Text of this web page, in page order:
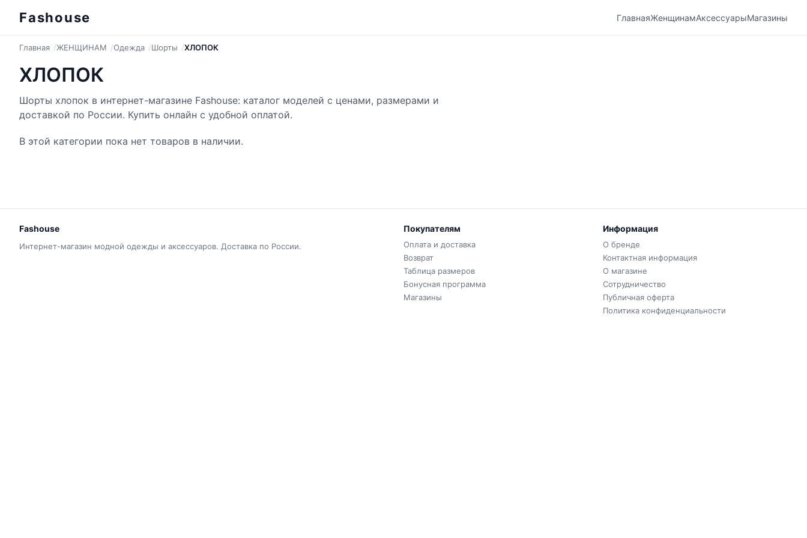
Fashouse ГлавнаяЖенщинамАксессуарыМагазины
Главная ЖЕНЩИНАМ Одежда Шорты ХЛОПОК
ХЛОПОК
Шорты хлопок в интернет-магазине Fashouse: каталог моделей с ценами, размерами и
доставкой по России. Купить онлайн с удобной оплатой.
В этой категории пока нет товаров в наличии.
Fashouse
Интернет-магазин модной одежды и аксессуаров. Доставка по России.
Покупателям
Оплата и доставка
Возврат
Таблица размеров
Бонусная программа
Магазины
Информация
О бренде
Контактная информация
О магазине
Сотрудничество
Публичная оферта
Политика конфиденциальности